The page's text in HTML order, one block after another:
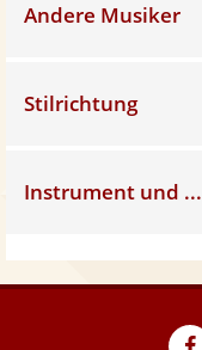
Andere Musiker
Stilrichtung
Instrument und ...